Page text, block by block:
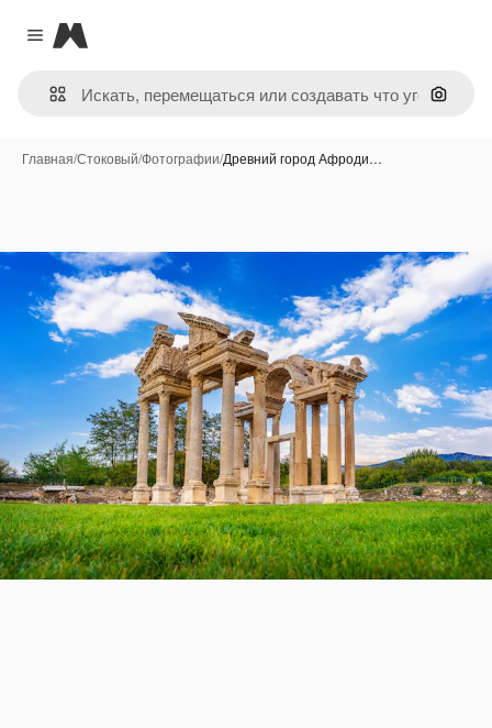
Close menu
Magnific
Поиск
Главная/Стоковый/Фотографии/Древний город Афроди…